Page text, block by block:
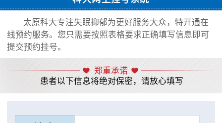
太原科大专注失眠抑郁为更好服务大众，特开通在
线预约服务。您只需要按照表格要求正确填写信息即可
提交预约挂号。
郑重承诺
患者以下信息将绝对保密，请放心填写